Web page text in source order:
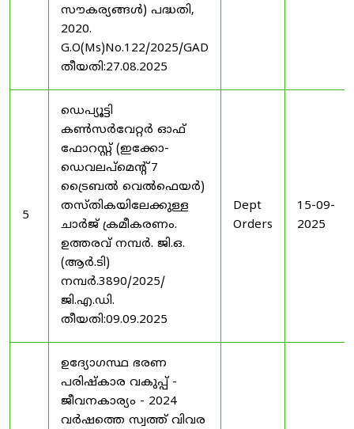
സൗകര്യങ്ങൾ) പദ്ധതി,
2020.
G.O(Ms)No.122/2025/GAD
തീയതി:27.08.2025
5
ഡെപ്യൂട്ടി
കൺസർവേറ്റർ ഓഫ്
ഫോറസ്റ്റ് (ഇക്കോ-
ഡെവലപ്മെന്റ് 7
ട്രൈബൽ വെൽഫെയർ)
തസ്തികയിലേക്കുള്ള
ചാർജ് ക്രമീകരണം.
ഉത്തരവ് നമ്പർ. ജി.ഒ.
(ആർ.ടി)
നമ്പർ.3890/2025/
ജി.എ.ഡി.
തീയതി:09.09.2025
Dept
Orders
15-09-
2025
ഉദ്യോഗസ്ഥ ഭരണ
പരിഷ്കാര വകുപ്പ് -
ജീവനകാര്യം - 2024
വർഷത്തെ സ്വത്ത് വിവര